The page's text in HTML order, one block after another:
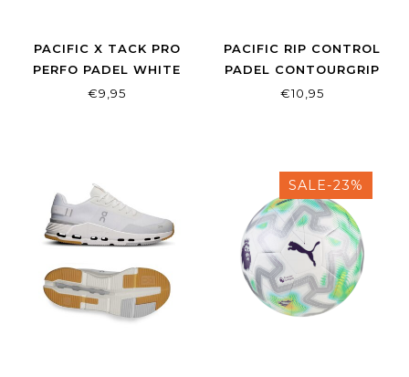
PACIFIC X TACK PRO
PERFO PADEL WHITE
€9,95
PACIFIC RIP CONTROL
PADEL CONTOURGRIP
1,90MM
€10,95
SALE-23%